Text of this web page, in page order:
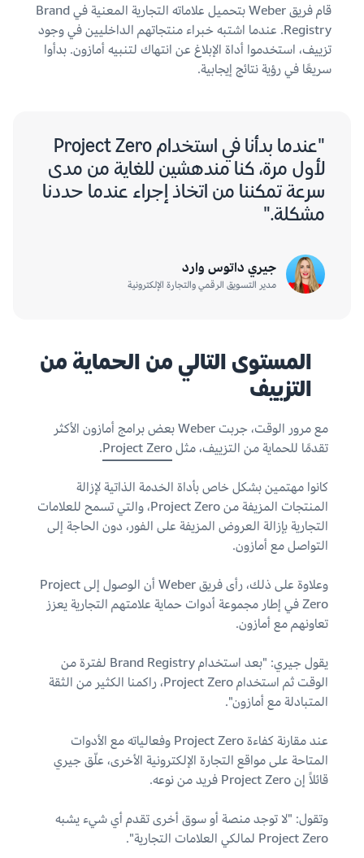
قام فريق Weber بتحميل علاماته التجارية المعنية في Brand
Registry. عندما اشتبه خبراء منتجاتهم الداخليين في وجود
تزييف، استخدموا أداة الإبلاغ عن انتهاك لتنبيه أمازون. بدأوا
سريعًا في رؤية نتائج إيجابية.
"عندما بدأنا في استخدام Project Zero
لأول مرة، كنا مندهشين للغاية من مدى
سرعة تمكننا من اتخاذ إجراء عندما حددنا
مشكلة."
جيري داتوس وارد
مدير التسويق الرقمي والتجارة الإلكترونية
المستوى التالي من الحماية من
التزييف
مع مرور الوقت، جربت Weber بعض برامج أمازون الأكثر
تقدمًا للحماية من التزييف، مثلProject Zero
.
كانوا مهتمين بشكل خاص بأداة الخدمة الذاتية لإزالة
المنتجات المزيفة من Project Zero، والتي تسمح للعلامات
التجارية بإزالة العروض المزيفة على الفور، دون الحاجة إلى
التواصل مع أمازون.
وعلاوة على ذلك، رأى فريق Weber أن الوصول إلى Project
Zero في إطار مجموعة أدوات حماية علامتهم التجارية يعزز
تعاونهم مع أمازون.
يقول جيري: "بعد استخدام Brand Registry لفترة من
الوقت ثم استخدام Project Zero، راكمنا الكثير من الثقة
المتبادلة مع أمازون".
عند مقارنة كفاءة Project Zero وفعالياته مع الأدوات
المتاحة على مواقع التجارة الإلكترونية الأخرى، علّق جيري
قائلاً إن Project Zero فريد من نوعه.
وتقول: "لا توجد منصة أو سوق أخرى تقدم أي شيء يشبه
Project Zero لمالكي العلامات التجارية".